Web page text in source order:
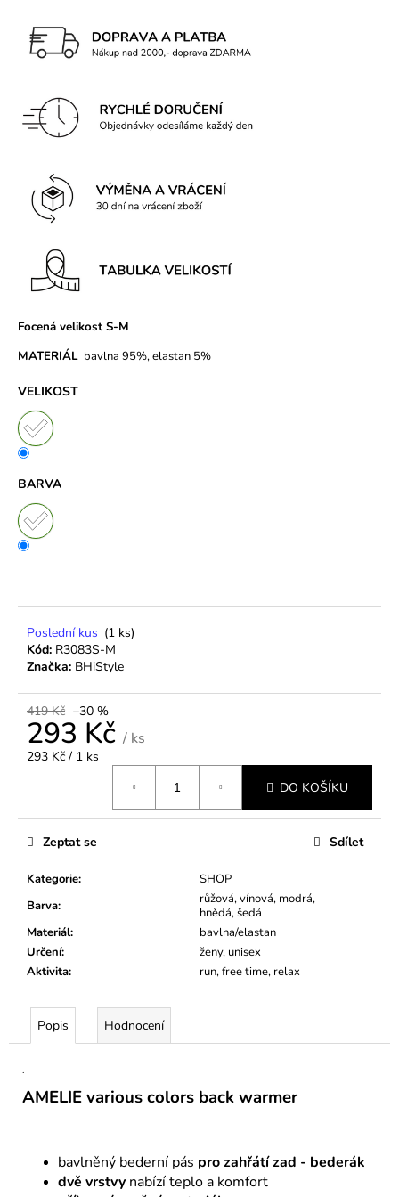
Focená velikost S-M
MATERIÁL bavlna 95%, elastan 5%
VELIKOST
BARVA
Poslední kus (1 ks)
Kód: R3083S-M
Značka: BHiStyle
419 Kč –30 %
293 Kč / ks
Měrná
293 Kč / 1 ks
DO KOŠÍKU
Kategorie:
SHOP
Barva:
růžová, vínová, modrá,
hnědá, šedá
Materiál:
bavlna/elastan
Určení:
ženy, unisex
Aktivita: run, free time, relax
Zeptat se Sdílet
Popis Hodnocení
.
AMELIE various colors backwarmer
bavlněný bederní pás pro zahřátí zad - bederák
dvě vrstvy nabízí teplo a komfort
AGNES
POWDER
PINK
Původně:
599
Kč